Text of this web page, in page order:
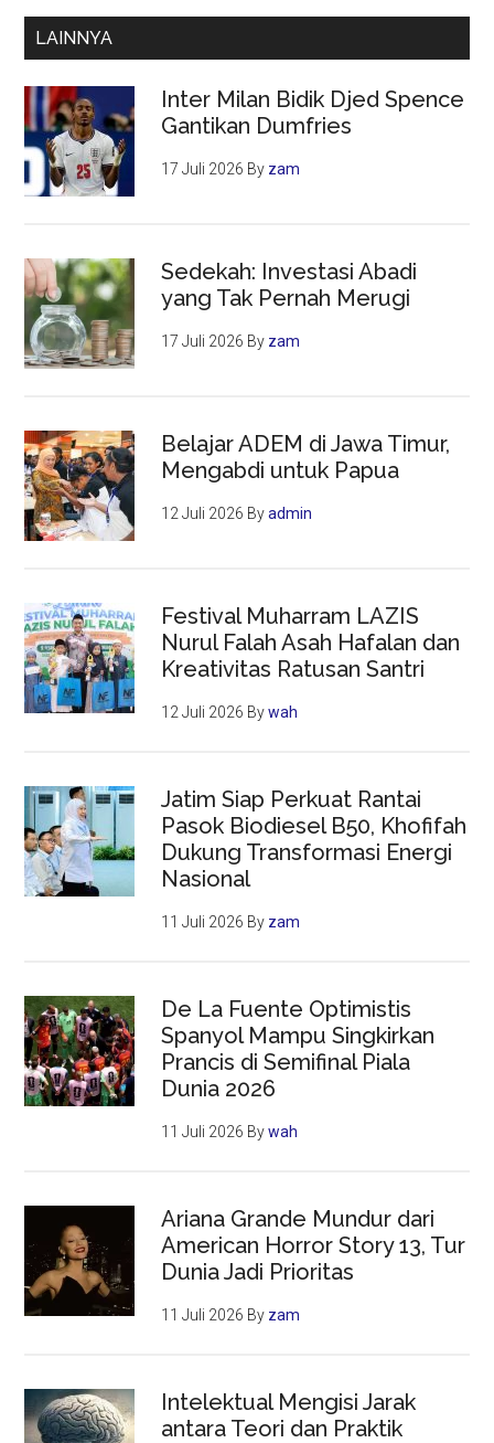
LAINNYA
Inter Milan Bidik Djed Spence
Gantikan Dumfries
17 Juli 2026 By zam
Sedekah: Investasi Abadi
yang Tak Pernah Merugi
17 Juli 2026 By zam
Belajar ADEM di Jawa Timur,
Mengabdi untuk Papua
12 Juli 2026 Byadmin
Festival Muharram LAZIS
Nurul Falah Asah Hafalan dan
Kreativitas Ratusan Santri
12 Juli 2026 Bywah
Jatim Siap Perkuat Rantai
Pasok Biodiesel B50, Khofifah
Dukung Transformasi Energi
Nasional
11 Juli 2026 By zam
De La Fuente Optimistis
Spanyol Mampu Singkirkan
Prancis di Semifinal Piala
Dunia 2026
11 Juli 2026 Bywah
Ariana Grande Mundur dari
American Horror Story 13, Tur
Dunia Jadi Prioritas
11 Juli 2026 By zam
Intelektual Mengisi Jarak
antara Teori dan Praktik